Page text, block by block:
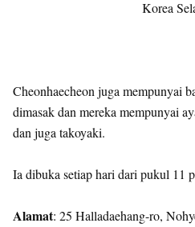
Cheonhaecheon juga mempunyai
dimasak dan mereka mempunyai
dan juga takoyaki.
Ia dibuka setiap hari dari pukul 11
Alamat: 25 Halladaehang-ro,